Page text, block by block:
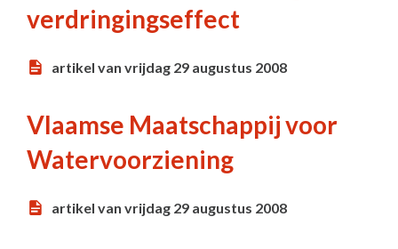
verdringingseffect
artikel van vrijdag 29 augustus 2008
Vlaamse Maatschappij voor
Watervoorziening
artikel van vrijdag 29 augustus 2008